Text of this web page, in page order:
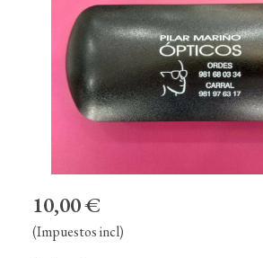
10,00 €
(Impuestos incl)